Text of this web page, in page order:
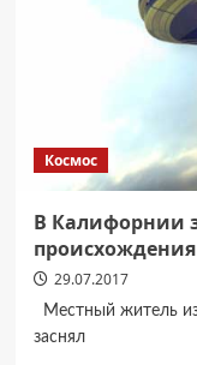
Космос
В Калифорнии
происхождения
29.07.2017
Местный житель
заснял